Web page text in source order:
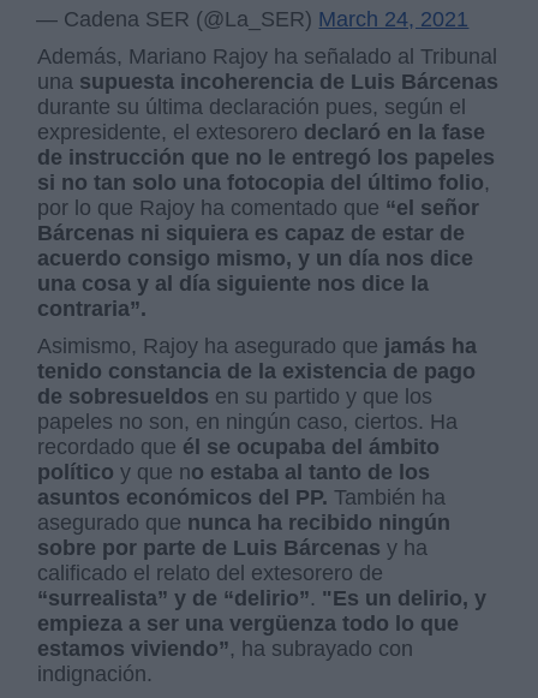
— Cadena SER (@La_SER) March 24, 2021
Además, Mariano Rajoy ha señalado al Tribunal
una supuesta incoherencia de Luis Bárcenas
durante su última declaración pues, según el
expresidente, el extesorero declaró en la fase
de instrucción que no le entregó los papeles
si no tan solo una fotocopia del último folio,
por lo que Rajoy ha comentado que “el señor
Bárcenas ni siquiera es capaz de estar de
acuerdo consigo mismo, y un día nos dice
una cosa y al día siguiente nos dice la
contraria”.
Asimismo, Rajoy ha asegurado que jamás ha
tenido constancia de la existencia de pago
de sobresueldos en su partido y que los
papeles no son, en ningún caso, ciertos. Ha
recordado que él se ocupaba del ámbito
político y que no estaba al tanto de los
asuntos económicos del PP.También ha
asegurado que nunca ha recibido ningún
sobre por parte de Luis Bárcenas y ha
calificado el relato del extesorero de
“surrealista” y de “delirio”. "Es un delirio, y
empieza a ser una vergüenza todo lo que
estamos viviendo”, ha subrayado con
indignación.